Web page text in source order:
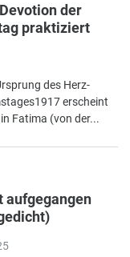
der
praktiziert
des Herz-
erscheint
Fatima (von der...
aufgegangen